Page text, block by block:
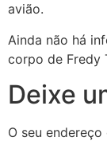
avião.
Ainda não há
corpo de Fredy
Deixe
O seu